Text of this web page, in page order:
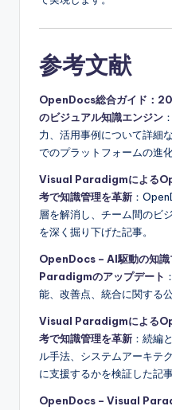
参考文献
OpenDocs総合ガイド：
のビジュアル知識エンジン
力、活用事例について詳細
でのプラットフォームの進
Visual Paradigmによる
考で知識管理を革新 ：
層を解消し、チーム間のビ
を深く掘り下げた記事。
OpenDocs – AI駆動の知
Paradigmのアップデート
能、改善点、統合に関する
Visual Paradigmによる
考で知識管理を革新 ：続編
ル手法、システムアーキテ
に支援するかを検証した記事
OpenDocs – Visual